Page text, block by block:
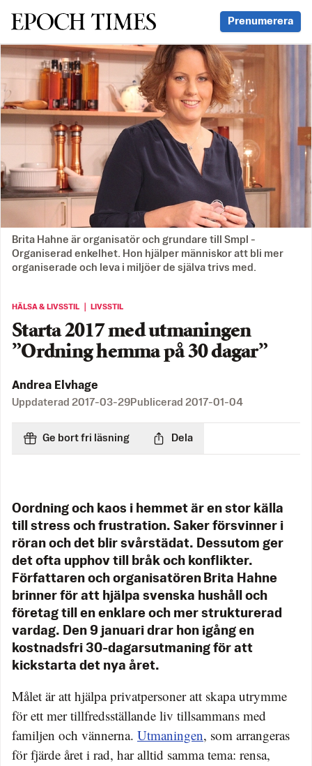
Svenska Epoch Times Prenumerera
Brita Hahne är organisatör och grundare till Smpl -
Organiserad enkelhet. Hon hjälper människor att bli mer
organiserade och leva i miljöer de själva trivs med.
HÄLSA & LIVSSTIL ｜ LIVSSTIL
Starta 2017 med utmaningen
”Ordning hemma på 30 dagar”
Andrea Elvhage
Uppdaterad 2017-03-29 Publicerad 2017-01-04
Ge bort fri läsning Dela
Oordning och kaos i hemmet är en stor källa
till stress och frustration. Saker försvinner i
röran och det blir svårstädat. Dessutom ger
det ofta upphov till bråk och konflikter.
Författaren och organisatören Brita Hahne
brinner för att hjälpa svenska hushåll och
företag till en enklare och mer strukturerad
vardag. Den 9 januari drar hon igång en
kostnadsfri 30-dagarsutmaning för att
kickstarta det nya året.
Målet är att hjälpa privatpersoner att skapa utrymme
för ett mer tillfredsställande liv tillsammans med
familjen och vännerna. Utmaningen, som arrangeras
för fjärde året i rad, har alltid samma tema: rensa,